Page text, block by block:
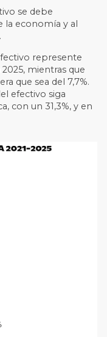
se debe
la economía y al
.
represente
mientras que
que sea del 7,7%.
efectivo siga
con un 31,3%, y en